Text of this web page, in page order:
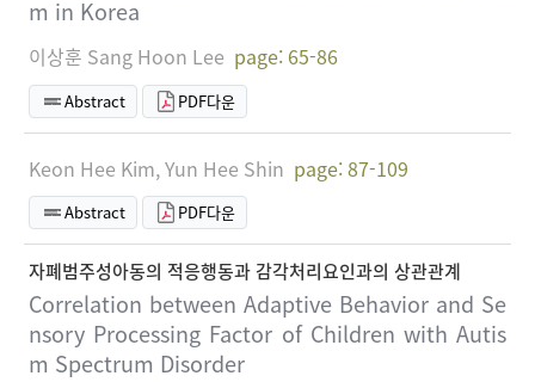
m in Korea
이상훈 Sang Hoon Lee page: 65-86
Abstract PDF다운
Keon Hee Kim, Yun Hee Shin page: 87-109
Abstract PDF다운
자폐범주성아동의 적응행동과 감각처리요인과의 상관관계
Correlation between Adaptive Behavior and Se
nsory Processing Factor of Children with Autis
m Spectrum Disorder